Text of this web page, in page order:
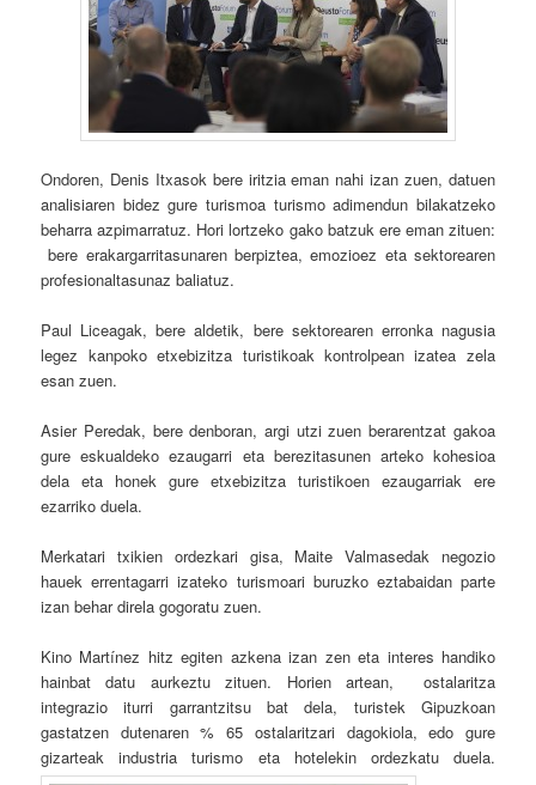
Ondoren, Denis Itxasok bere iritzia eman nahi izan zuen, datuen
analisiaren bidez gure turismoa turismo adimendun bilakatzeko
beharra azpimarratuz. Hori lortzeko gako batzuk ere eman zituen:
bere erakargarritasunaren berpiztea, emozioez eta sektorearen
profesionaltasunaz baliatuz.
Paul Liceagak, bere aldetik, bere sektorearen erronka nagusia
legez kanpoko etxebizitza turistikoak kontrolpean izatea zela
esan zuen.
Asier Peredak, bere denboran, argi utzi zuen berarentzat gakoa
gure eskualdeko ezaugarri eta berezitasunen arteko kohesioa
dela eta honek gure etxebizitza turistikoen ezaugarriak ere
ezarriko duela.
Merkatari txikien ordezkari gisa, Maite Valmasedak negozio
hauek errentagarri izateko turismoari buruzko eztabaidan parte
izan behar direla gogoratu zuen.
Kino Martínez hitz egiten azkena izan zen eta interes handiko
hainbat datu aurkeztu zituen. Horien artean, ostalaritza
integrazio iturri garrantzitsu bat dela, turistek Gipuzkoan
gastatzen dutenaren % 65 ostalaritzari dagokiola, edo gure
gizarteak industria turismo eta hotelekin ordezkatu duela.